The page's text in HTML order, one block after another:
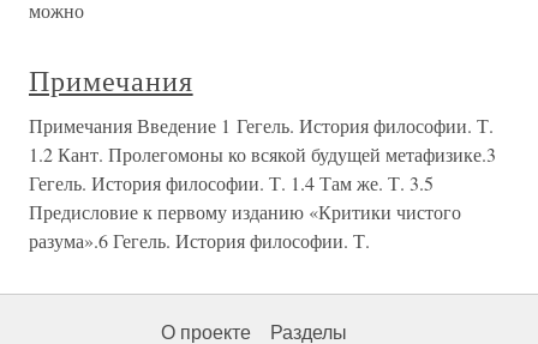
можно
Примечания
Примечания Введение 1 Гегель. История философии. Т.
1.2 Кант. Пролегомоны ко всякой будущей метафизике.3
Гегель. История философии. Т. 1.4 Там же. Т. 3.5
Предисловие к первому изданию «Критики чистого
разума».6 Гегель. История философии. Т.
О проекте Разделы